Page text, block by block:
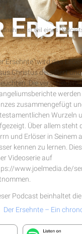
ist teil eines Podcasts
Ersehnte
Ersehnte“ wird das
Christus detailliert
Die
zusammengefügt
Wurzeln
Über allem steht
und Erlöser in Seinem
kennen zu lernen.
Videoserie auf
www.joelmedia.de/
Podcast beinhaltet